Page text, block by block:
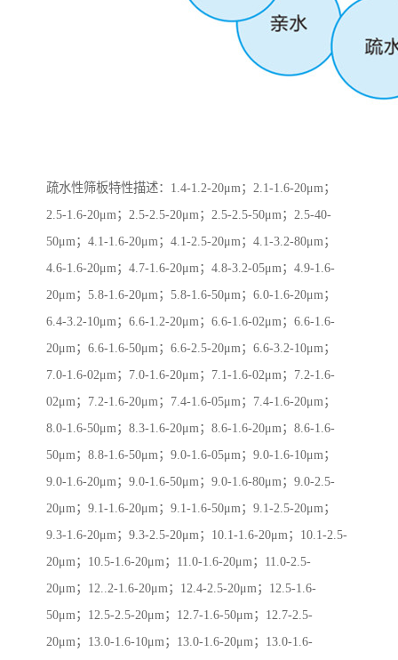
疏水性筛板特性描述：1.4-1.2-20μm；2.1-1.6-20μm；
2.5-1.6-20μm；2.5-2.5-20μm；2.5-2.5-50μm；2.5-40-
50μm；4.1-1.6-20μm；4.1-2.5-20μm；4.1-3.2-80μm；
4.6-1.6-20μm；4.7-1.6-20μm；4.8-3.2-05μm；4.9-1.6-
20μm；5.8-1.6-20μm；5.8-1.6-50μm；6.0-1.6-20μm；
6.4-3.2-10μm；6.6-1.2-20μm；6.6-1.6-02μm；6.6-1.6-
20μm；6.6-1.6-50μm；6.6-2.5-20μm；6.6-3.2-10μm；
7.0-1.6-02μm；7.0-1.6-20μm；7.1-1.6-02μm；7.2-1.6-
02μm；7.2-1.6-20μm；7.4-1.6-05μm；7.4-1.6-20μm；
8.0-1.6-50μm；8.3-1.6-20μm；8.6-1.6-20μm；8.6-1.6-
50μm；8.8-1.6-50μm；9.0-1.6-05μm；9.0-1.6-10μm；
9.0-1.6-20μm；9.0-1.6-50μm；9.0-1.6-80μm；9.0-2.5-
20μm；9.1-1.6-20μm；9.1-1.6-50μm；9.1-2.5-20μm；
9.3-1.6-20μm；9.3-2.5-20μm；10.1-1.6-20μm；10.1-2.5-
20μm；10.5-1.6-20μm；11.0-1.6-20μm；11.0-2.5-
20μm；12..2-1.6-20μm；12.4-2.5-20μm；12.5-1.6-
50μm；12.5-2.5-20μm；12.7-1.6-50μm；12.7-2.5-
20μm；13.0-1.6-10μm；13.0-1.6-20μm；13.0-1.6-